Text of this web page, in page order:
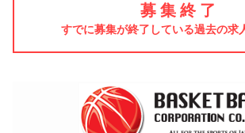
募 集 終 了
すでに募集が終了している過去の求